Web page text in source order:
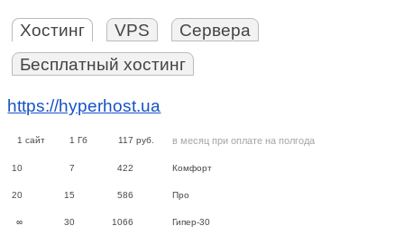
Хостинг VPS
Сервера
Бесплатный хостинг
https://hyperhost.ua
1 сайт 1 Гб 117 руб. в месяц при оплате на полгода
10 7 422 Комфорт
20 15 586 Про
∞ 30 1066 Гипер-30